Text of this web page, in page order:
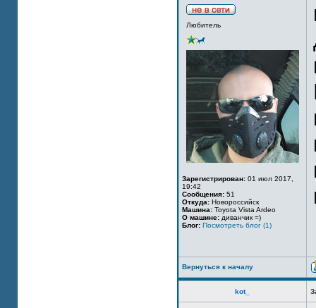
Любитель
Зарегистрирован: 01 июл 2017,
19:42
Сообщения: 51
Откуда: Новороссийск
Машина: Toyota Vista Ardeo
О машине: диванчик =)
Блог: Посмотреть блог (1)
Вернуться к началу
kot_